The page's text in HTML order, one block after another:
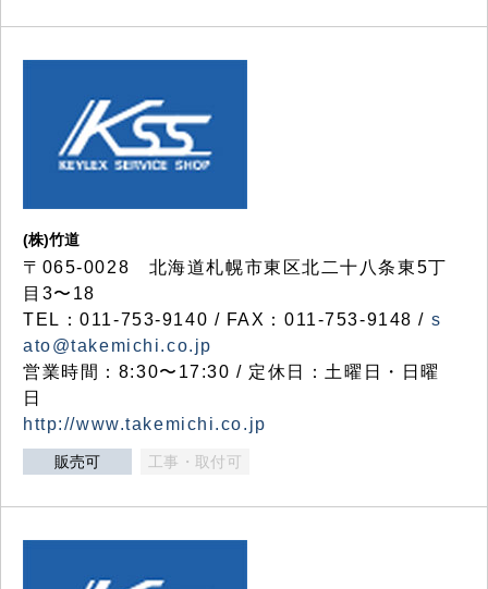
(株)竹道
〒065-0028 北海道札幌市東区北二十八条東5丁
目3〜18
TEL：011-753-9140 / FAX：011-753-9148 / s
ato@takemichi.co.jp
営業時間：8:30〜17:30 / 定休日：土曜日・日曜
日
http://www.takemichi.co.jp
販売可 工事・取付可